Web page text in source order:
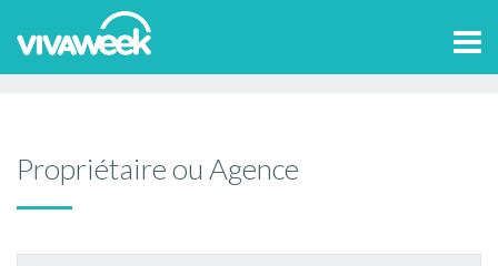
Accueil> Aide et contact
Compléter mon annonce
Propriétaire ou Agence